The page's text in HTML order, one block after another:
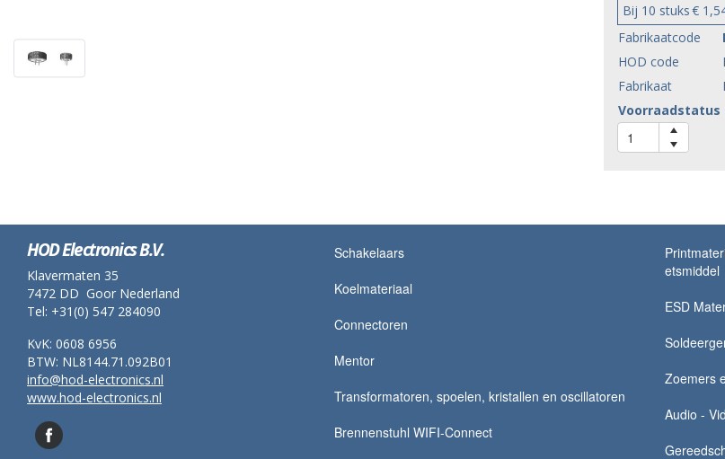
Bij 10 stuks€
Fabrikaatcode
HOD code
Fabrikaat
Voorraadstatus
HOD Electronics B.V.
Klavermaten 35
7472 DD Goor Nederland
Tel: +31(0) 547 284090
KvK: 0608 6956
BTW: NL8144.71.092B01
info@hod-electronics.nl
www.hod-electronics.nl
Schakelaars
Koelmateriaal
Connectoren
Mentor
Transformatoren, spoelen, kristallen en oscillatoren
Brennenstuhl WIFI-Connect
etsmiddel
ESD
Zoemers
Audio -